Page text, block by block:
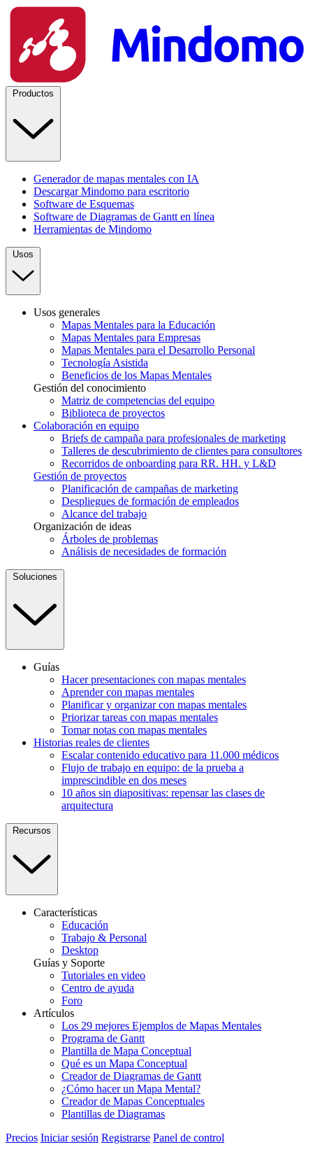
Productos
Generador de mapas mentales con IA
Descargar Mindomo para escritorio
Software de Esquemas
Software de Diagramas de Gantt en línea
Herramientas de Mindomo
Usos
Usos generales
Mapas Mentales para la Educación
Mapas Mentales para Empresas
Mapas Mentales para el Desarrollo Personal
Tecnología Asistida
Beneficios de los Mapas Mentales
Gestión del conocimiento
Matriz de competencias del equipo
Biblioteca de proyectos
Colaboración en equipo
Briefs de campaña para profesionales de marketing
Talleres de descubrimiento de clientes para consultores
Recorridos de onboarding para RR. HH. y L&D
Gestión de proyectos
Planificación de campañas de marketing
Despliegues de formación de empleados
Alcance del trabajo
Organización de ideas
Árboles de problemas
Análisis de necesidades de formación
Soluciones
Guías
Hacer presentaciones con mapas mentales
Aprender con mapas mentales
Planificar y organizar con mapas mentales
Priorizar tareas con mapas mentales
Tomar notas con mapas mentales
Historias reales de clientes
Escalar contenido educativo para 11.000 médicos
Flujo de trabajo en equipo: de la prueba a
imprescindible en dos meses
10 años sin diapositivas: repensar las clases de
arquitectura
Recursos
Características
Educación
Trabajo & Personal
Desktop
Guías y Soporte
Tutoriales en video
Centro de ayuda
Foro
Artículos
Los 29 mejores Ejemplos de Mapas Mentales
Programa de Gantt
Plantilla de Mapa Conceptual
Qué es un Mapa Conceptual
Creador de Diagramas de Gantt
¿Cómo hacer un Mapa Mental?
Creador de Mapas Conceptuales
Plantillas de Diagramas
Precios Iniciar sesión Registrarse Panel de control